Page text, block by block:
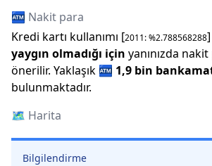
🏧 Nakit para
Kredi kartı kullanımı [2011: %2.788568288
yaygın olmadığı için yanınızda
önerilir. Yaklaşık 🏧 1,9 bin
bulunmaktadır.
🗺️ Harita
Bilgilendirme